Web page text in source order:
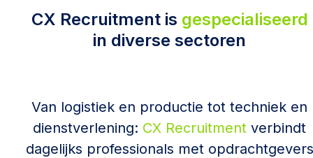
CX Recruitment is gespecialiseerd
in diversesectoren
Van logistiek en productie tot techniek en
dienstverlening: CX Recruitment verbindt
dagelijks professionals met opdrachtgevers